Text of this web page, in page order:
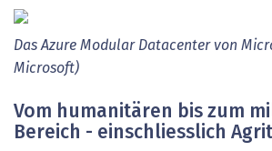
Das Azure Modular Datacenter von
Microsoft)
Vom humanitären bis zum
Bereich - einschliesslich